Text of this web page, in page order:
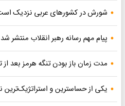
شورش در کشورهای عربی نزدیک
پیام مهم رسانه رهبر انقلاب منتشر شد
مدت زمان باز بودن تنگه هرمز بعد از
یکی از حساسترین و استراتژیک‌ترین